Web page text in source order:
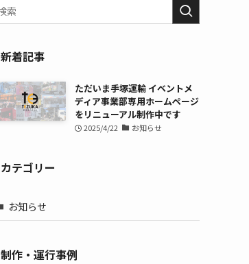
新着記事
ただいま手塚運輸 イベントメ
ディア事業部専用ホームページ
をリニューアル制作中です
2025/4/22 お知らせ
カテゴリー
お知らせ
制作・運行事例